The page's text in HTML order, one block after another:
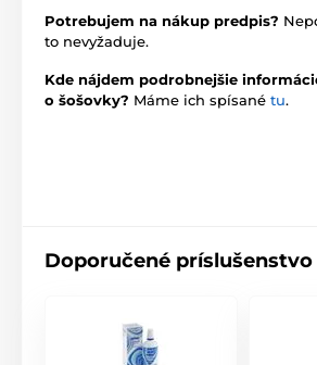
Potrebujem na nákup predpis?
to nevyžaduje.
Kde nájdem podrobnejšie
o šošovky? Máme ich spísané tu.
Doporučené príslušenstvo